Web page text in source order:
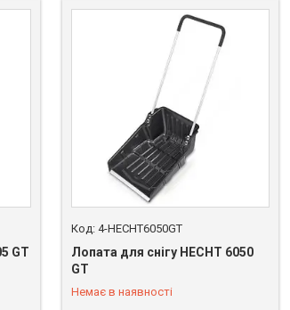
GT
4-HECHT6050GT
Лопата для снігу HECHT 6050
GT
Немає в наявності
+380 (67) 669-92-15